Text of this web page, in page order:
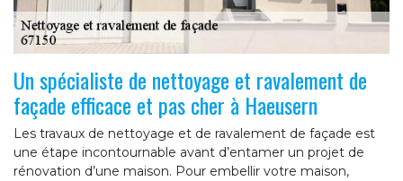
Un spécialiste de nettoyage et ravalement de
façade efficace et pas cher à Haeusern
Les travaux de nettoyage et de ravalement de façade est
une étape incontournable avant d’entamer un projet de
rénovation d’une maison. Pour embellir votre maison,